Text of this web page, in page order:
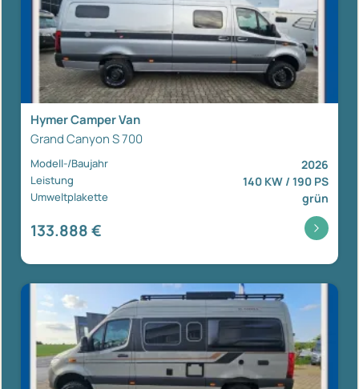
Hymer Camper Van
Grand Canyon S 700
Modell-/Baujahr 2026
Leistung 140 KW / 190 PS
Umweltplakette grün
133.888 €